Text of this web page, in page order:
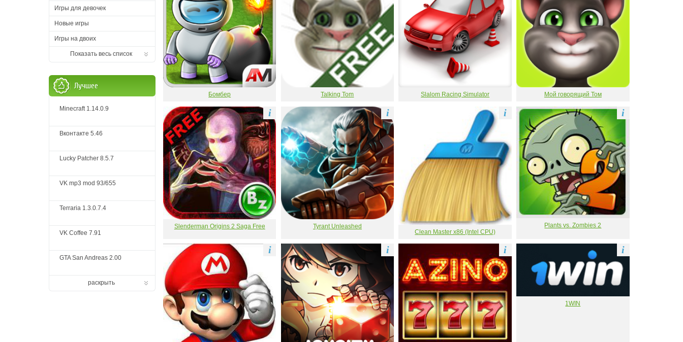
Бомбер Talking Tom Slalom Racing Simulator Мой говорящий Том
Slenderman Origins 2 Saga Free
i
Tyrant Unleashed
i
Clean Master x86 (Intel CPU)
i
Plants vs. Zombies 2
i
i i i
1WIN
i
Игры для девочек
Новые игры
Игры на двоих
Показать весь список
Лучшее
Minecraft 1.14.0.9
Вконтакте 5.46
Lucky Patcher 8.5.7
VK mp3 mod 93/655
Terraria 1.3.0.7.4
VK Coffee 7.91
GTA San Andreas 2.00
раскрыть